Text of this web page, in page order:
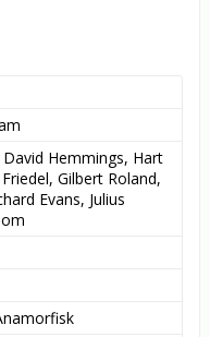
Hemmings, Hart
Gilbert Roland,
Evans, Julius